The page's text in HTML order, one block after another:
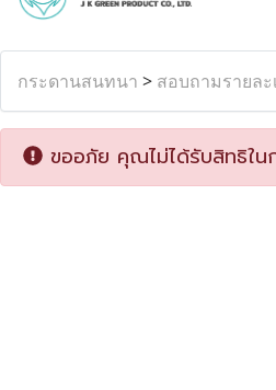
กระดานสนทนา > สอบถามรายละ
ขออภัย คุณไม่ได้รับสิทธิใน